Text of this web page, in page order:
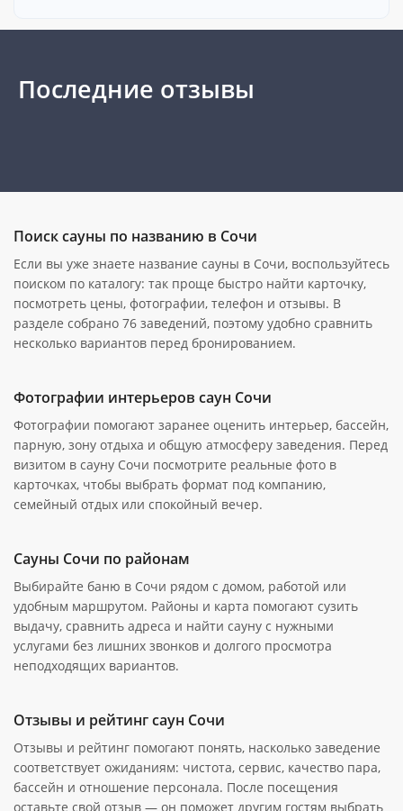
Последние отзывы
Поиск сауны по названию в Сочи
Если вы уже знаете название сауны в Сочи, воспользуйтесь
поиском по каталогу: так проще быстро найти карточку,
посмотреть цены, фотографии, телефон и отзывы. В
разделе собрано 76 заведений, поэтому удобно сравнить
несколько вариантов перед бронированием.
Фотографии интерьеров саун Сочи
Фотографии помогают заранее оценить интерьер, бассейн,
парную, зону отдыха и общую атмосферу заведения. Перед
визитом в сауну Сочи посмотрите реальные фото в
карточках, чтобы выбрать формат под компанию,
семейный отдых или спокойный вечер.
Сауны Сочи по районам
Выбирайте баню в Сочи рядом с домом, работой или
удобным маршрутом. Районы и карта помогают сузить
выдачу, сравнить адреса и найти сауну с нужными
услугами без лишних звонков и долгого просмотра
неподходящих вариантов.
Отзывы и рейтинг саун Сочи
Отзывы и рейтинг помогают понять, насколько заведение
соответствует ожиданиям: чистота, сервис, качество пара,
бассейн и отношение персонала. После посещения
оставьте свой отзыв — он поможет другим гостям выбрать